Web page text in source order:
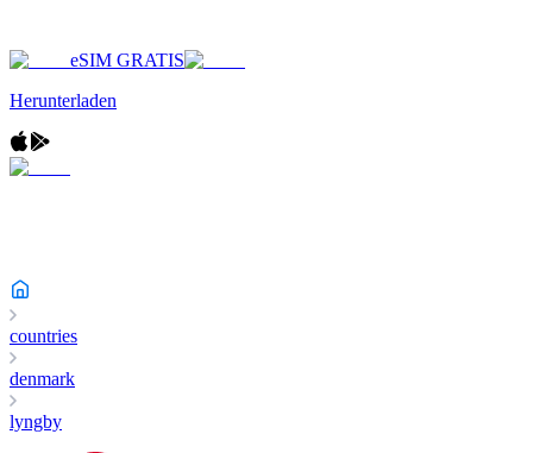
eSIM GRATIS
Herunterladen
countries
denmark
lyngby